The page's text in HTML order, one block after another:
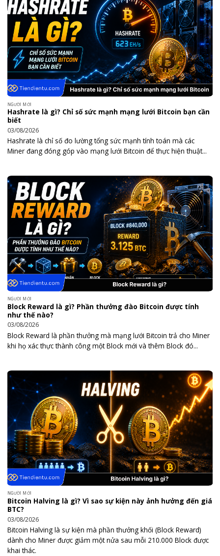
NGƯỜI MỚI
Hashrate là gì? Chỉ số sức mạnh mạng lưới Bitcoin bạn cần
biết
03/08/2026
Hashrate là chỉ số đo lường tổng sức mạnh tính toán mà các
Miner đang đóng góp vào mạng lưới Bitcoin để thực hiện thuật...
NGƯỜI MỚI
Block Reward là gì? Phần thưởng đào Bitcoin được tính
như thế nào?
03/08/2026
Block Reward là phần thưởng mà mạng lưới Bitcoin trả cho Miner
khi họ xác thực thành công một Block mới và thêm Block đó...
NGƯỜI MỚI
Bitcoin Halving là gì? Vì sao sự kiện này ảnh hưởng đến giá
BTC?
03/08/2026
Bitcoin Halving là sự kiện mà phần thưởng khối (Block Reward)
dành cho Miner được giảm một nửa sau mỗi 210.000 Block được
khai thác.